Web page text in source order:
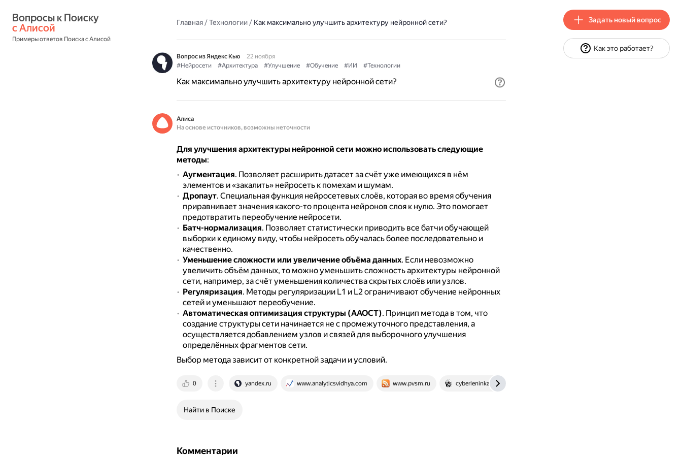
с Алисой
Примеры ответов Поиска с Алисой
Главная/Технологии/ Как максимально улучшить архитектуру нейронной сети?
Вопрос из Яндекс Кью
22 ноября
#Нейросети
#Архитектура #Улучшение #Обучение #ИИ #Технологии
Как максимально улучшить архитектуру нейронной сети?
Алиса
На основе источников, возможны неточности
Для улучшения архитектуры нейронной сети можно использовать следующие
методы:
Аугментация. Позволяет расширить датасет за счёт уже имеющихся в нём
элементов и «закалить» нейросеть к помехам и шумам.
Дропаут. Специальная функция нейросетевых слоёв, которая во время обучения
приравнивает значения какого-то процента нейронов слоя к нулю. Это помогает
предотвратить переобучение нейросети.
Батч-нормализация. Позволяет статистически приводить все батчи обучающей
выборки к единому виду, чтобы нейросеть обучалась более последовательно и
качественно.
Уменьшение сложности или увеличение объёма данных. Если невозможно
увеличить объём данных, то можно уменьшить сложность архитектуры нейронной
сети, например, за счёт уменьшения количества скрытых слоёв или узлов.
Регуляризация. Методы регуляризации L1 и L2 ограничивают обучение нейронных
сетей и уменьшают переобучение.
Автоматическая оптимизация структуры (ААОСТ). Принцип метода в том, что
создание структуры сети начинается не с промежуточного представления, а
осуществляется добавлением узлов и связей для выборочного улучшения
определённых фрагментов сети.
Выбор метода зависит от конкретной задачи и условий.
0 yandex.ru www.analyticsvidhya.com www.pvsm.ru cyberleninka.ru
Найти в Поиске
Комментарии
Задать новый вопрос
Как это работает?